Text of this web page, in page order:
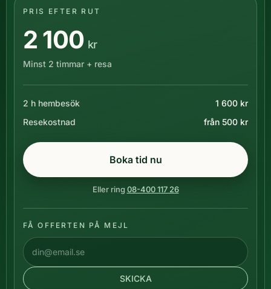
PRIS EFTER RUT
2 100 kr
Minst 2 timmar + resa
2 h hembesök
1 600 kr
Resekostnad
från 500 kr
Boka tid nu
Eller ring 08-400 117 26
FÅ OFFERTEN PÅ MEJL
SKICKA